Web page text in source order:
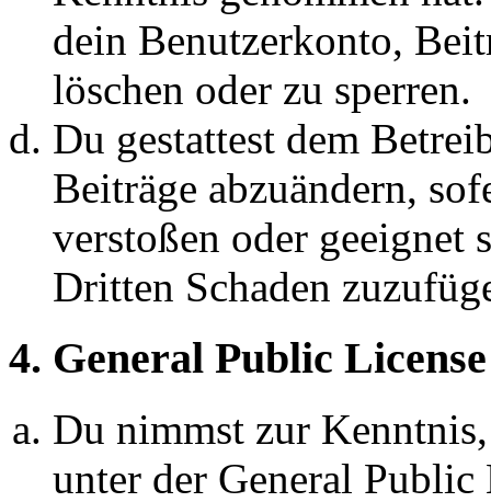
dein Benutzerkonto,
löschen oder zu sperren.
Du gestattest dem
Beiträge abzuändern,
verstoßen oder geeignet
Dritten Schaden
4. General Public License
Du nimmst zur
unter der General